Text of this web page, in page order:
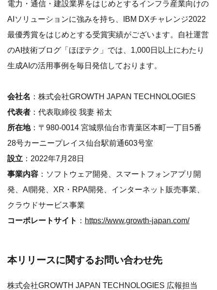
電力・通信・建設業界をはじめとするインフラ産業向けの
AIソリューションに強みを持ち、IBM DXチャレンジ2022
最優秀賞をはじめとする受賞実績がございます。自社運営
のAI技術ブログ「ほぼテク」では、1,000日以上にわたり
生成AIの活用事例を毎日発信しております。
会社名 ：株式会社GROWTH JAPAN TECHNOLOGIES
代表者 ：代表取締役 我妻 裕太
所在地：〒980-0014 宮城県仙台市青葉区本町一丁目5番
28号カーニープレイス仙台駅前通603号室
設立 ：2022年7月28日
事業内容 ：ソフトウェア開発、スマートフォンアプリ開
発、AI開発、XR・RPA開発、インターネット販売事業、
クラウドサービス事業
コーポレートサイト ： https://www.growth-japan.com/
本リリースに関するお問い合わせ先
株式会社GROWTH JAPAN TECHNOLOGIES 広報担当